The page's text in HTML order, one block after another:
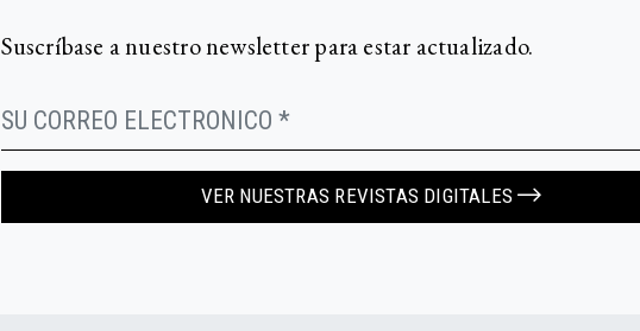
Suscríbase a nuestro newsletter para estar actualizado.
VER NUESTRAS REVISTAS DIGITALES